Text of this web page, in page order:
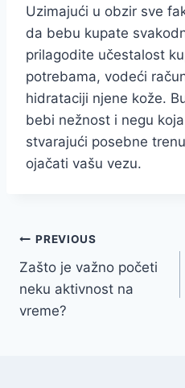
Uzimajući u obzir sve
da bebu kupate
prilagodite učestalost
potrebama, vodeći
hidrataciji njene kože.
bebi nežnost i negu
stvarajući posebne
ojačati vašu vezu.
Post
navigation
PREVIOUS
Zašto je važno početi
neku aktivnost na
vreme?